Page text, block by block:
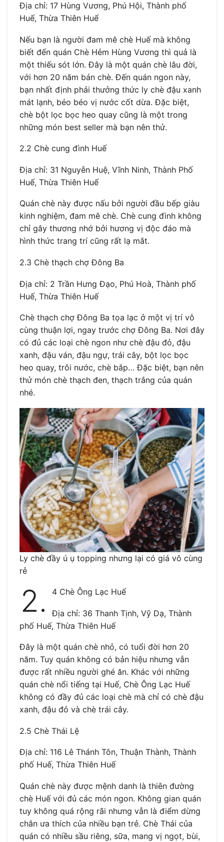
Địa chỉ: 17 Hùng Vương, Phú Hội, Thành phố
Huế, Thừa Thiên Huế
Nếu bạn là người đam mê chè Huế mà không
biết đến quán Chè Hẻm Hùng Vương thì quả là
một thiếu sót lớn. Đây là một quán chè lâu đời,
với hơn 20 năm bán chè. Đến quán ngon này,
bạn nhất định phải thưởng thức ly chè đậu xanh
mát lạnh, béo béo vị nước cốt dừa. Đặc biệt,
chè bột lọc bọc heo quay cũng là một trong
những món best seller mà bạn nên thử.
2.2 Chè cung đình Huế
Địa chỉ: 31 Nguyễn Huệ, Vĩnh Ninh, Thành Phố
Huế, Thừa Thiên Huế
Quán chè này được nấu bởi người đầu bếp giàu
kinh nghiệm, đam mê chè. Chè cung đình không
chỉ gây thương nhớ bởi hương vị độc đáo mà
hình thức trang trí cũng rất lạ mắt.
2.3 Chè thạch chợ Đông Ba
Địa chỉ: 2 Trần Hưng Đạo, Phú Hoà, Thành phố
Huế, Thừa Thiên Huế
Chè thạch chợ Đông Ba tọa lạc ở một vị trí vô
cùng thuận lợi, ngay trước chợ Đông Ba. Nơi đây
có đủ các loại chè ngon như chè đậu đỏ, đậu
xanh, đậu ván, đậu ngự, trái cây, bột lọc bọc
heo quay, trôi nước, chè bắp… Đặc biệt, bạn nên
thử món chè thạch đen, thạch trắng của quán
nhé.
Ly chè đầy ú ụ topping nhưng lại có giá vô cùng
rẻ
2. 4 Chè Ông Lạc Huế
Địa chỉ: 36 Thanh Tịnh, Vỹ Dạ, Thành
phố Huế, Thừa Thiên Huế
Đây là một quán chè nhỏ, có tuổi đời hơn 20
năm. Tuy quán không có bản hiệu nhưng vẫn
được rất nhiều người ghé ăn. Khác với những
quán chè nổi tiếng tại Huế, Chè Ông Lạc Huế
không có đầy đủ các loại chè mà chỉ có chè đậu
xanh, đậu đỏ và chè trái cây.
2.5 Chè Thái Lệ
Địa chỉ: 116 Lê Thánh Tôn, Thuận Thành, Thành
phố Huế, Thừa Thiên Huế
Quán chè này được mệnh danh là thiên đường
chè Huế với đủ các món ngon. Không gian quán
tuy không quá rộng rãi nhưng vẫn là điểm dừng
chân ưa thích của nhiều bạn trẻ. Chè Thái của
quán có nhiều sầu riêng, sữa, mang vị ngọt, bùi,